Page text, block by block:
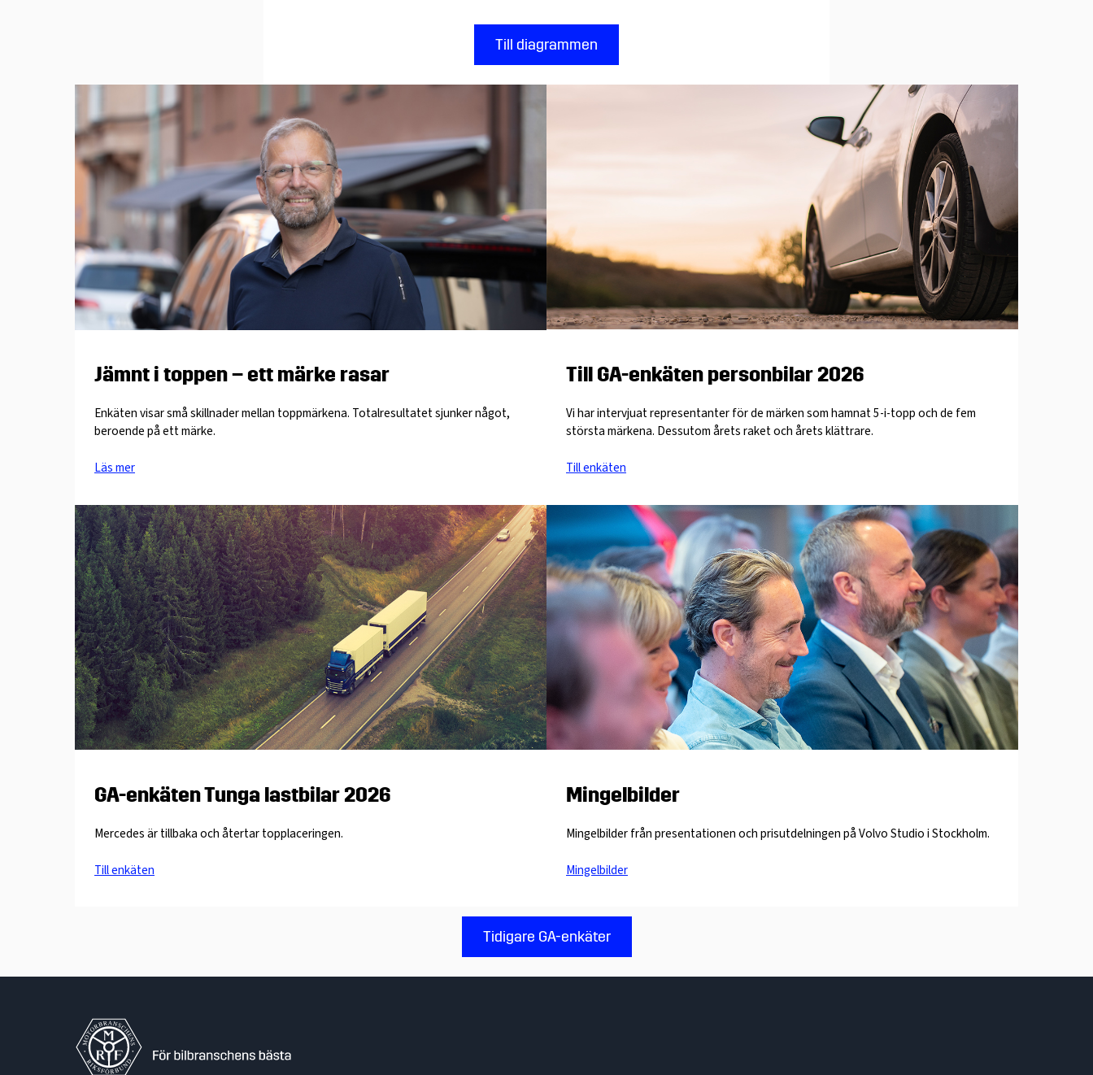
Till diagrammen
Jämnt i toppen – ett märke rasar
Enkäten visar små skillnader mellan toppmärkena. Totalresultatet sjunker något,
beroende på ett märke.
Läs mer
Till GA-enkäten personbilar 2026
Vi har intervjuat representanter för de märken som hamnat 5-i-topp och de fem
största märkena. Dessutom årets raket och årets klättrare.
Till enkäten
GA-enkäten Tunga lastbilar 2026
Mercedes är tillbaka och återtar topplaceringen.
Till enkäten
Mingelbilder
Mingelbilder från presentationen och prisutdelningen på Volvo Studio i Stockholm.
Mingelbilder
Tidigare GA-enkäter